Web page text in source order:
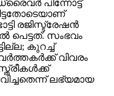
പിന്നോട്ട്
രജിസ്ട്രേഷന്‍
പെട്ടത്. സംഭവം
കുറച്ച്
വിവരം
ലഭ്യമായ